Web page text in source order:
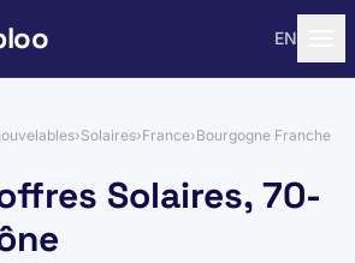
EN
›Solaires›France›Bourgogne Franche
Solaires, 70-